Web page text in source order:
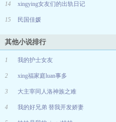
14 xingying女友们的出轨日记
15 民国佳媛
其他小说排行
1 我的护士女友
2 xing福家庭luan事多
3 大主宰同人洛神族之难
4 我的好兄弟 替我开发娇妻